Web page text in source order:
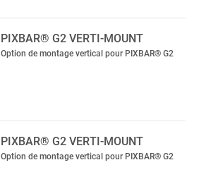
PIXBAR® G2 VERTI-MOUNT
Option de montage vertical pour PIXBAR® G2
PIXBAR® G2 VERTI-MOUNT
Option de montage vertical pour PIXBAR® G2